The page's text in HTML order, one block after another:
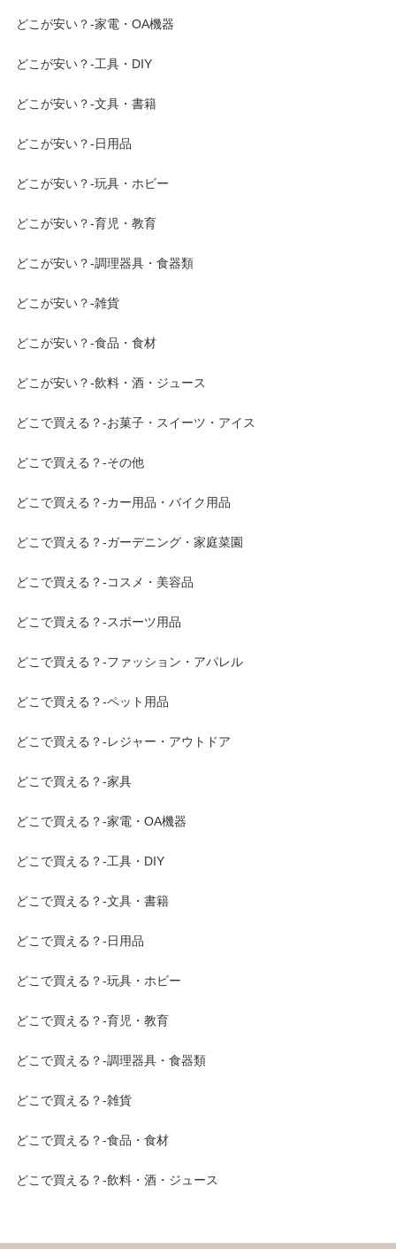
どこが安い？-家電・OA機器
どこが安い？-工具・DIY
どこが安い？-文具・書籍
どこが安い？-日用品
どこが安い？-玩具・ホビー
どこが安い？-育児・教育
どこが安い？-調理器具・食器類
どこが安い？-雑貨
どこが安い？-食品・食材
どこが安い？-飲料・酒・ジュース
どこで買える？-お菓子・スイーツ・アイス
どこで買える？-その他
どこで買える？-カー用品・バイク用品
どこで買える？-ガーデニング・家庭菜園
どこで買える？-コスメ・美容品
どこで買える？-スポーツ用品
どこで買える？-ファッション・アパレル
どこで買える？-ペット用品
どこで買える？-レジャー・アウトドア
どこで買える？-家具
どこで買える？-家電・OA機器
どこで買える？-工具・DIY
どこで買える？-文具・書籍
どこで買える？-日用品
どこで買える？-玩具・ホビー
どこで買える？-育児・教育
どこで買える？-調理器具・食器類
どこで買える？-雑貨
どこで買える？-食品・食材
どこで買える？-飲料・酒・ジュース